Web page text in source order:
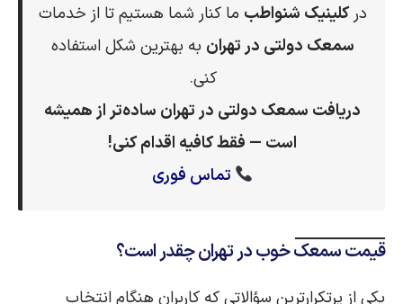
درکلینیک شنواطب ما کنار شما هستیم تا از خدمات
سمعک دولتی در تهران به بهترین شکل استفاده
کنی.
دریافت سمعک دولتی در تهران ساده‌تر از همیشه
است — فقط کافیه اقدام کنی!
تماس فوری
قیمت سمعک خوب در تهران چقدر است؟
یکی از پرتکرارترین سؤالاتی که کاربران هنگام انتخاب